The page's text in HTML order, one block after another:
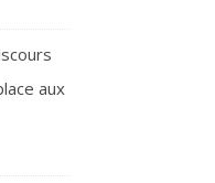
aux